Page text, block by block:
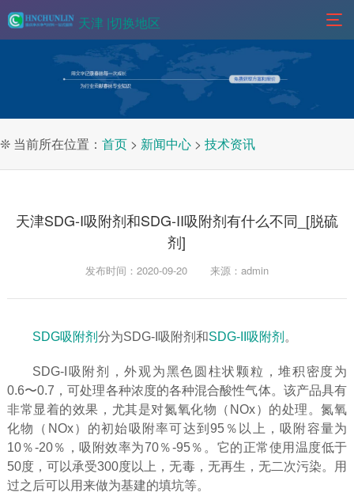
天津 |切换地区
❊ 当前所在位置： 首页 > 新闻中心 > 技术资讯
天津SDG-I吸附剂和SDG-II吸附剂有什么不同_[脱硫
剂]
发布时间：2020-09-20 来源：admin
SDG吸附剂 分为SDG-I吸附剂和SDG-II吸附剂 。
SDG-I吸附剂，外观为黑色圆柱状颗粒，堆积密度为
0.6〜0.7，可处理各种浓度的各种混合酸性气体。该产品具有
非常显着的效果，尤其是对氮氧化物（NOx）的处理。氮氧
化物（NOx）的初始吸附率可达到95％以上，吸附容量为
10％-20％，吸附效率为70％-95％。它的正常使用温度低于
50度，可以承受300度以上，无毒，无再生，无二次污染。用
过之后可以用来做为基建的填坑等。